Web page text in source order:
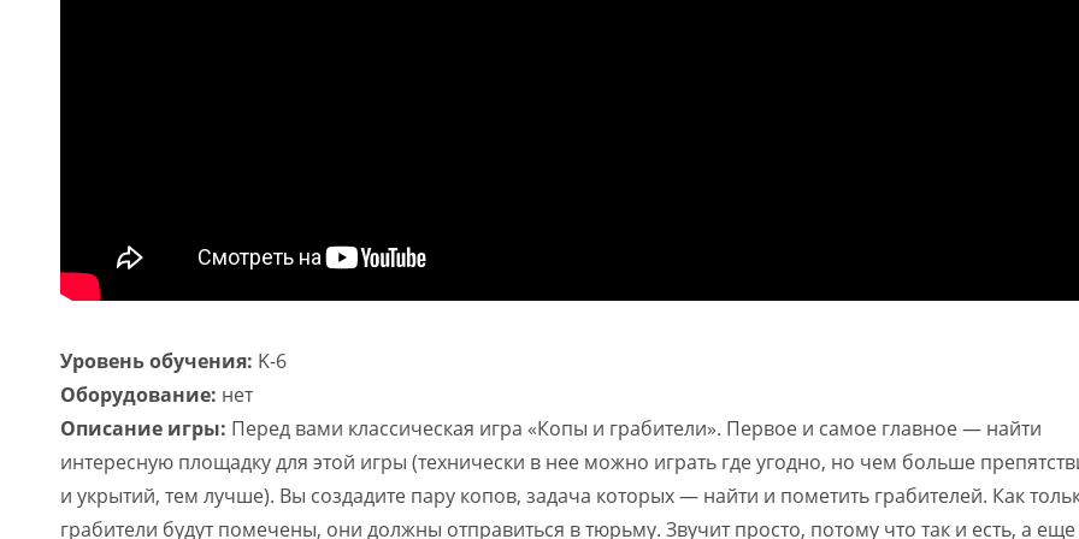
Уровень обучения: K-6
Оборудование: нет
Описание игры: Перед вами классическая игра «Копы и грабители». Первое и самое главное — найти
интересную площадку для этой игры (технически в нее можно играть где угодно, но чем больше
и укрытий, тем лучше). Вы создадите пару копов, задача которых — найти и пометить грабителей. Как
грабители будут помечены, они должны отправиться в тюрьму. Звучит просто, потому что так и есть, а еще